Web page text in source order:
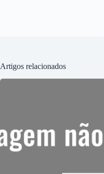
Artigos relacionados